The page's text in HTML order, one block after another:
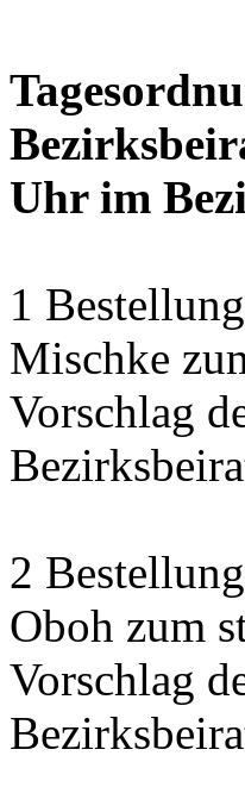
Uhr im
1
Mischke
Vorschlag
2
Oboh zum
Vorschlag